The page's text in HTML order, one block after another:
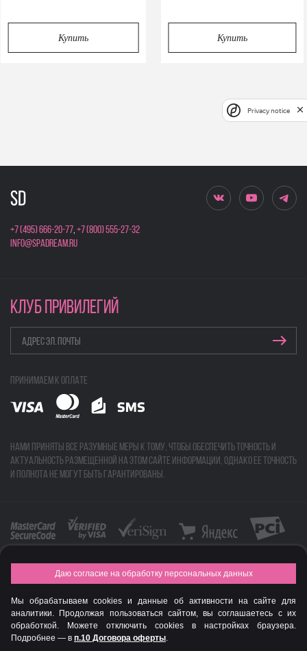
Купить Купить
+7 (495) 666-20-77,+7 (800) 555-27-32
info@spadream.ru
КЛУБ ПРИВИЛЕГИЙ
Принимаем к оплате
Нами приняты все разумные меры к тому, чтобы обеспечить точность и
актуальность размещенной на этом сайте информации, однако ее точность
и полнота не могут быть гарантированы.
FASHION NEW YEAR AWARDS 2015
© Интернет-магазин профессиональной косметики Spadream
Авторизируйся, чтобы получить скидку
Privacy notice
Даю согласие на обработку персональных данных
Мы обрабатываем cookies и данные об активности на сайте для
аналитики. Продолжая пользоваться сайтом, вы соглашаетесь с их
обработкой. Можете отключить cookies в настройках браузера.
Подробнее — в п.10 Договора оферты.